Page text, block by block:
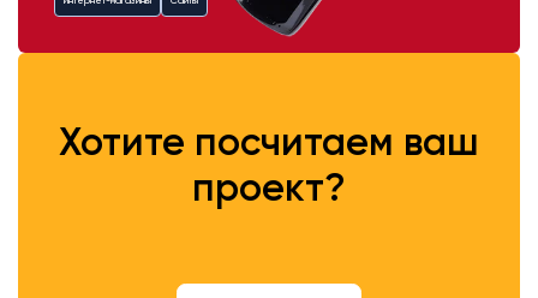
Хотите посчитаем ваш
проект?